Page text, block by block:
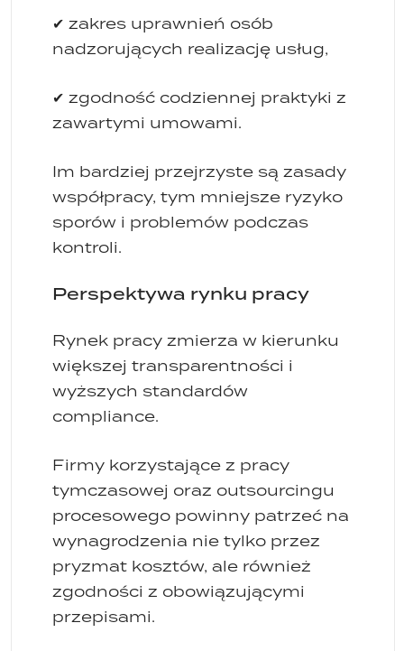
✔ zakres uprawnień osób
nadzorujących realizację usług,
✔ zgodność codziennej praktyki z
zawartymi umowami.
Im bardziej przejrzyste są zasady
współpracy, tym mniejsze ryzyko
sporów i problemów podczas
kontroli.
Perspektywa rynku pracy
Rynek pracy zmierza w kierunku
większej transparentności i
wyższych standardów
compliance.
Firmy korzystające z pracy
tymczasowej oraz outsourcingu
procesowego powinny patrzeć na
wynagrodzenia nie tylko przez
pryzmat kosztów, ale również
zgodności z obowiązującymi
przepisami.